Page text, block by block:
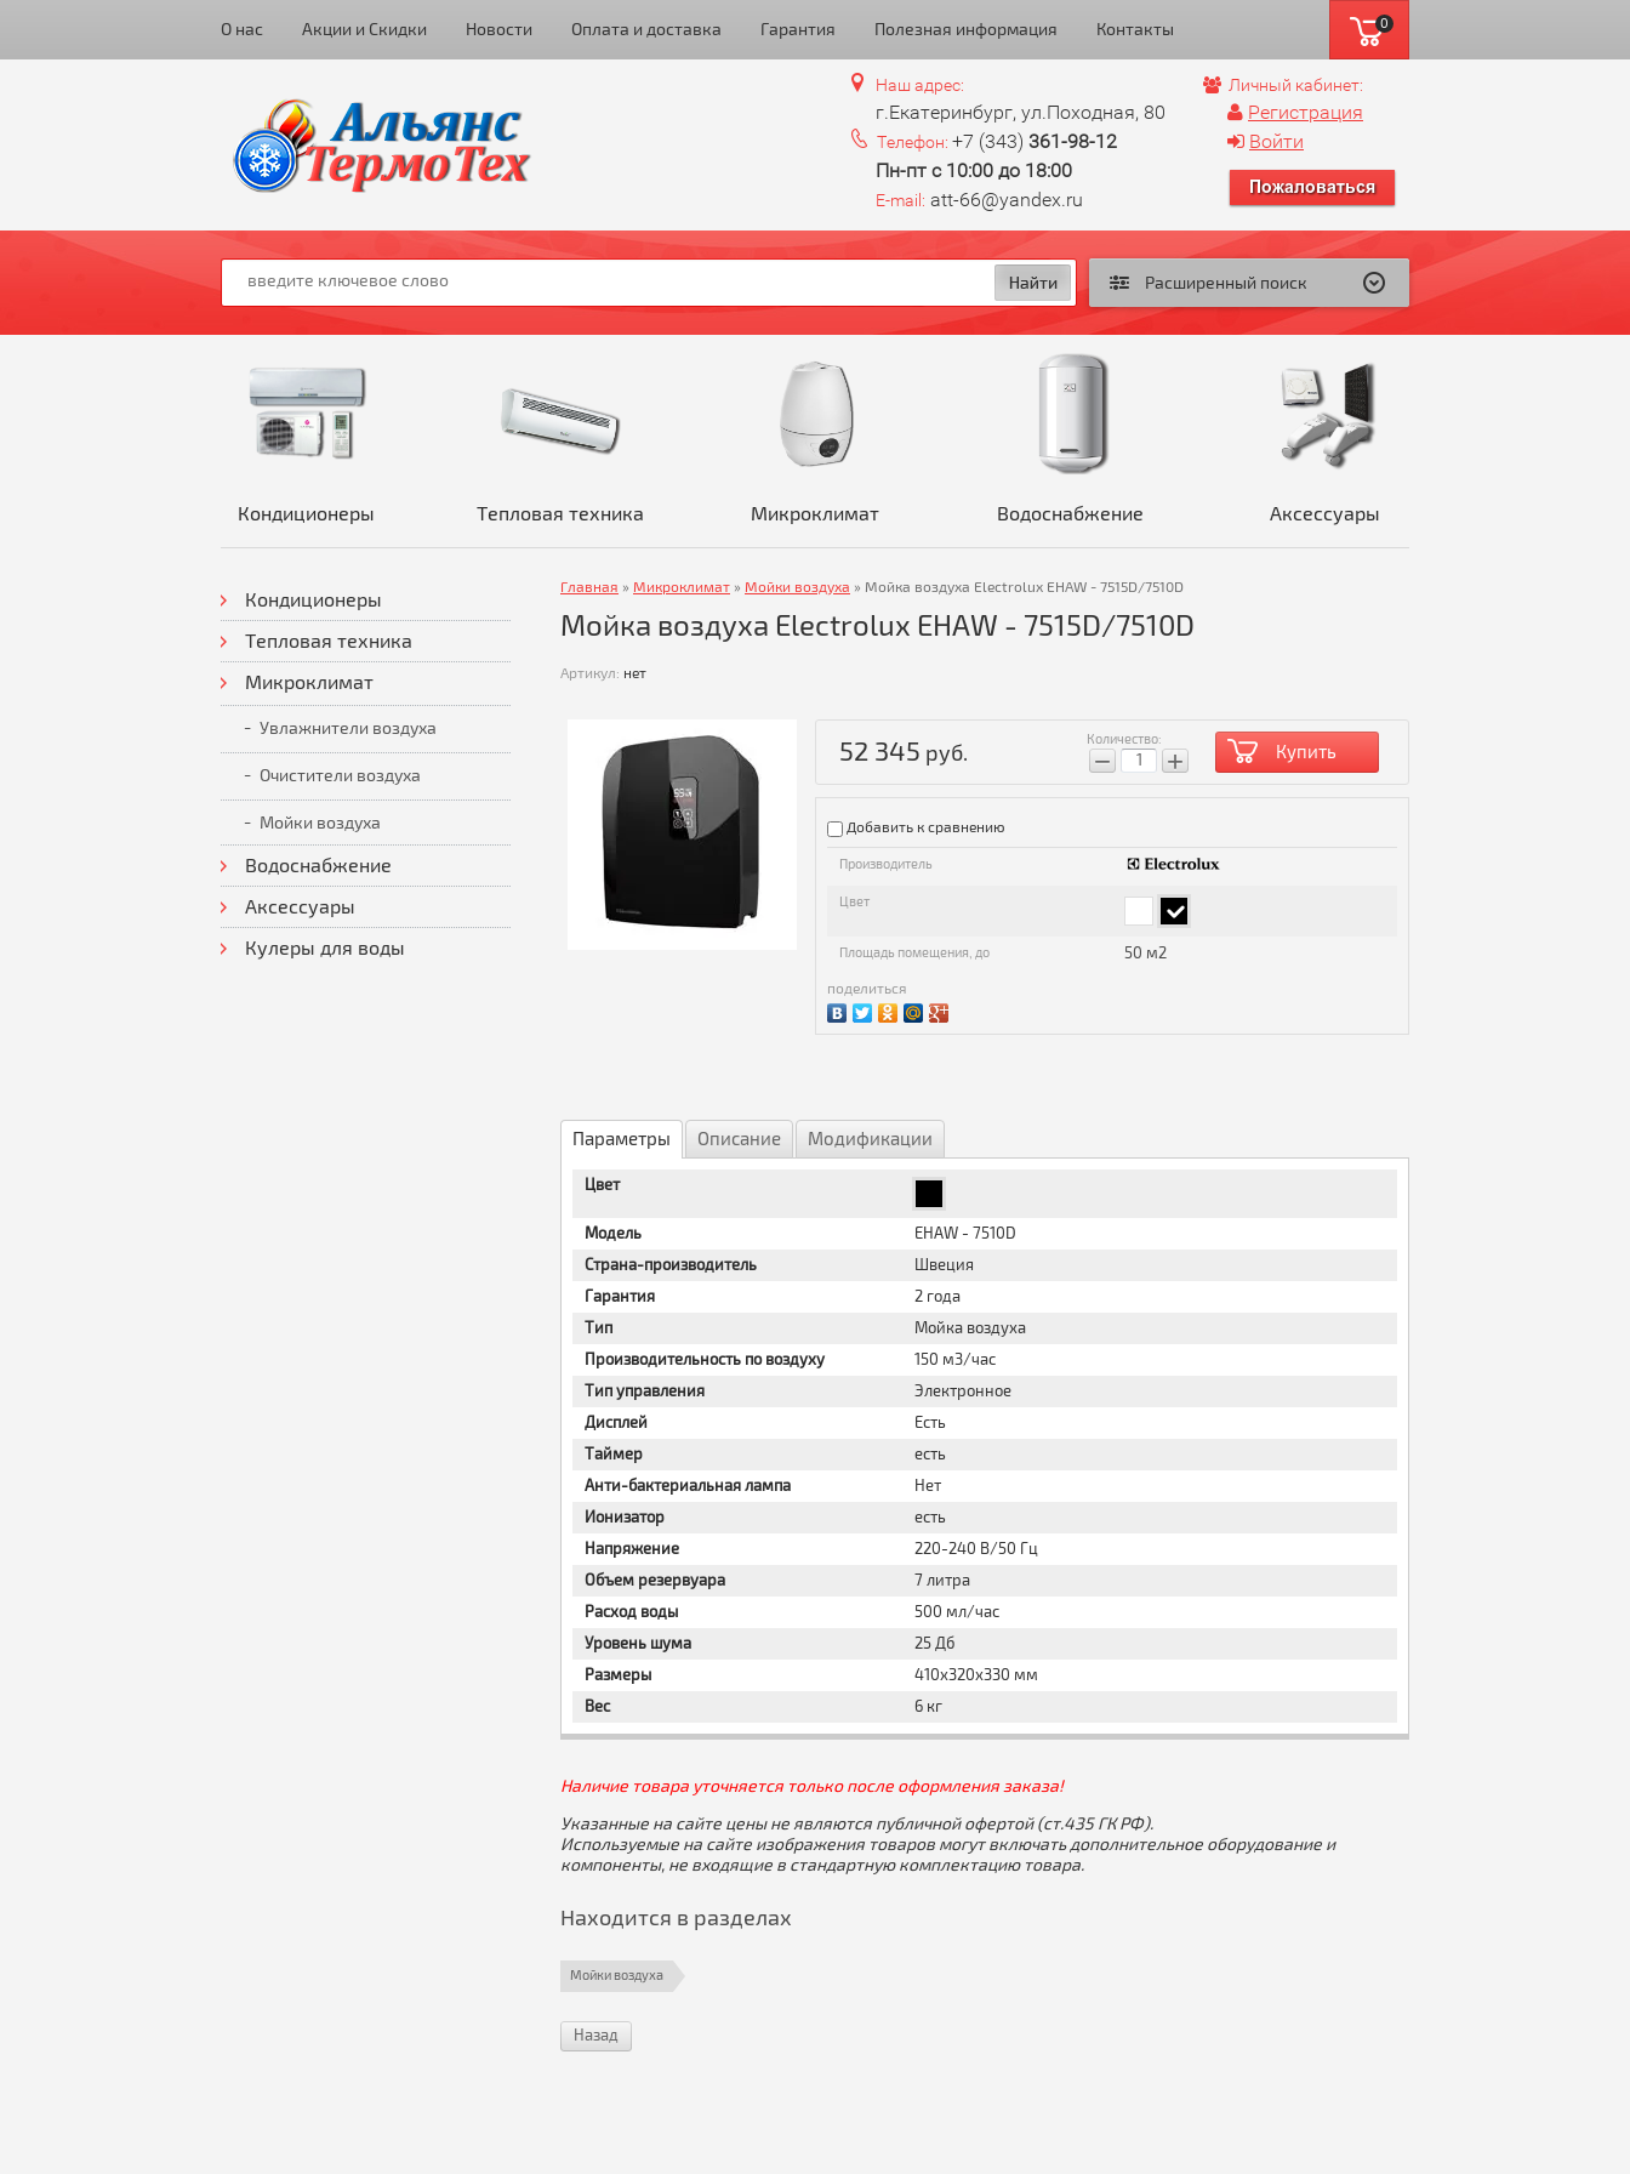
0
О нас Акции и Скидки Новости Оплата и доставка Гарантия Полезная информация Контакты
Наш адрес:
г.Екатеринбург, ул.Походная, 80
Телефон: +7 (343) 361-98-12
Пн-пт с 10:00 до 18:00
E-mail: att-66@yandex.ru
Личный кабинет:
Регистрация
Войти
Расширенный поиск
Кондиционеры Тепловая техника Микроклимат Водоснабжение Аксессуары
Кондиционеры
Тепловая техника
Микроклимат
Увлажнители воздуха
Очистители воздуха
Мойки воздуха
Водоснабжение
Аксессуары
Кулеры для воды
Главная » Микроклимат » Мойки воздуха » Мойка воздуха Electrolux EHAW - 7515D/7510D
Мойка воздуха Electrolux EHAW - 7515D/7510D
Артикул: нет
52 345 руб. Количество:
− + Купить
Добавить к сравнению
Производитель
Цвет
Площадь помещения, до 50 м2
поделиться
Параметры Описание Модификации
Цвет
Модель
EHAW - 7510D
Страна-производитель
Швеция
Гарантия
2 года
Тип
Мойка воздуха
Производительность по воздуху
150 м3/час
Тип управления
Электронное
Дисплей
Есть
Таймер
есть
Анти-бактериальная лампа
Нет
Ионизатор
есть
Напряжение
220-240 В/50 Гц
Объем резервуара
7 литра
Расход воды
500 мл/час
Уровень шума
25 Дб
Размеры
410x320x330 мм
Вес
6 кг
Наличие товара уточняется только после оформления заказа!
Указанные на сайте цены не являются публичной офертой (ст.435 ГК РФ).
Используемые на сайте изображения товаров могут включать дополнительное оборудование и
компоненты, не входящие в стандартную комплектацию товара.
Находится в разделах
Мойки воздуха
Назад